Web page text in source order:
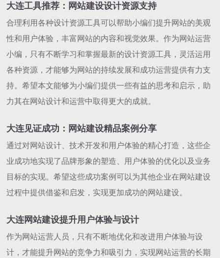
大连工具推荐：网站建设设计资源支持
合理利用各种设计资源工具可以帮助小编们提升网站的美观
性和用户体验，丰富网站的内容和视觉效果。作为网站运营
小编，只有不断学习和掌握最新的设计资源工具，灵活运用
各种资源，才能够为网站的持续发展和成功运营提供有力支
持。希望本文能够为小编们提供一些有益的思考和启示，助
力其在网站设计和运营中取得更大的成就。
大连见证成功：网站建设精品案例分享
通过对网站设计、技术开发和用户体验的精心打造，这些企
业成功地实现了品牌形象的塑造、用户体验的优化以及业务
目标的实现。希望这些成功案例可以为其他企业在网站建设
过程中提供借鉴和启发，实现更加成功的网站建设。
大连网站建设提升用户体验与设计
作为网站运营人员，只有不断地优化和改进用户体验与设
计，才能提升网站的竞争力和吸引力，实现网站运营的长期